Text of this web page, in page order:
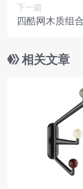
下一篇
四酷网木质组
相关文章